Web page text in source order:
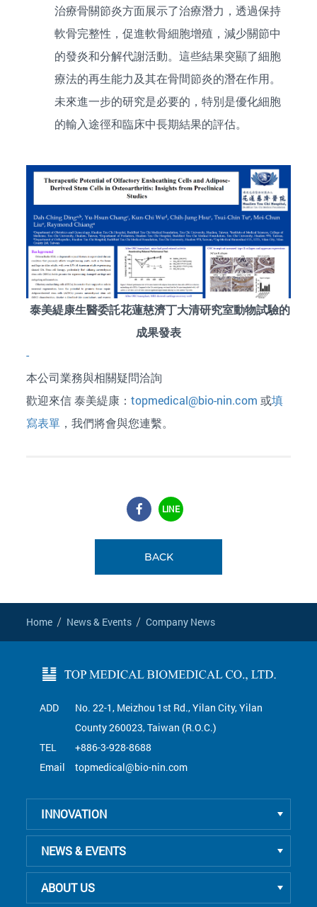
治療骨關節炎方面展示了治療潛力，透過保持
軟骨完整性，促進軟骨細胞增殖，減少關節中
的發炎和分解代謝活動。這些結果突顯了細胞
療法的再生能力及其在骨間節炎的潛在作用。
未來進一步的研究是必要的，特別是優化細胞
的輸入途徑和臨床中長期結果的評估。
泰美緹康生醫委託花蓮慈濟丁大清研究室動物試驗的
成果發表
-
本公司業務與相關疑問洽詢
歡迎來信 泰美緹康：topmedical@bio-nin.com 或填
寫表單 ，我們將會與您連繫。
LINE
BACK
Home News & Events Company News
ADD
No. 22-1, Meizhou 1st Rd., Yilan City, Yilan
County 260023, Taiwan (R.O.C.)
TEL
+886-3-928-8688
Email
topmedical@bio-nin.com
INNOVATION
NEWS & EVENTS
ABOUT US